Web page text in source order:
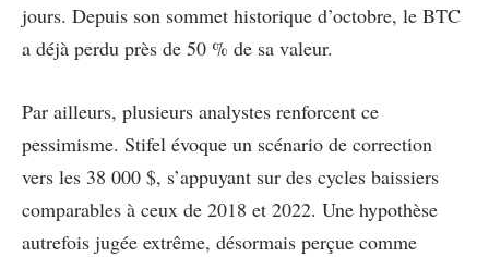
jours. Depuis son sommet historique d’octobre, le BTC
a déjà perdu près de 50 % de sa valeur.
Par ailleurs, plusieurs analystes renforcent ce
pessimisme. Stifel évoque un scénario de correction
vers les 38 000 $, s’appuyant sur des cycles baissiers
comparables à ceux de 2018 et 2022. Une hypothèse
autrefois jugée extrême, désormais perçue comme